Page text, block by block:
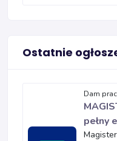
Ostatnie
Dam
pełny